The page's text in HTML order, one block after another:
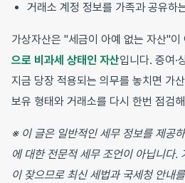
거래소 계정 정보를 가족과 공유하
가상자산은 "세금이 아예 없는 자산"이
으로 비과세 상태인 자산입니다. 증여·
지금 당장 적용되는 의무를 놓치면 가
보유 형태와 거래소를 다시 한번 점검
※ 이 글은 일반적인 세무 정보를 제공
에 대한 전문적 세무 조언이 아닙니다.
이 잦으므로 최신 세법과 국세청 안내